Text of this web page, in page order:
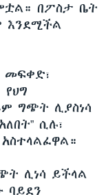
በፖስታ ቤት
እንደሚችል
ግጭት ሊያስነሳ
ሲሉ፣
ሊነሳ ይችላል
ባይደን